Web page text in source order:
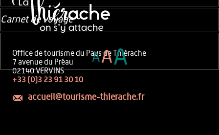
Office de tourisme du Pays de Thiérache
7 avenue du Préau
02140 VERVINS
+33 (0)3 23 91 30 10
accueil@tourisme-thierache.fr
Carnet de voyage
AAA